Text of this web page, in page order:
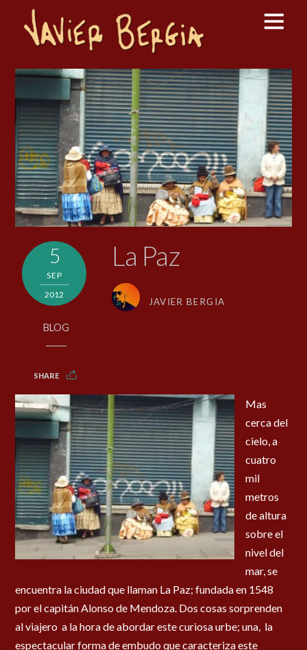
5
SEP
2012
BLOG
SHARE
La Paz
JAVIER BERGIA
Mas
cerca del
cielo, a
cuatro
mil
metros
de altura
sobre el
nivel del
mar, se
encuentra la ciudad que llaman La Paz; fundada en 1548
por el capitán Alonso de Mendoza. Dos cosas sorprenden
al viajero a la hora de abordar este curiosa urbe; una, la
espectacular forma de embudo que caracteriza este